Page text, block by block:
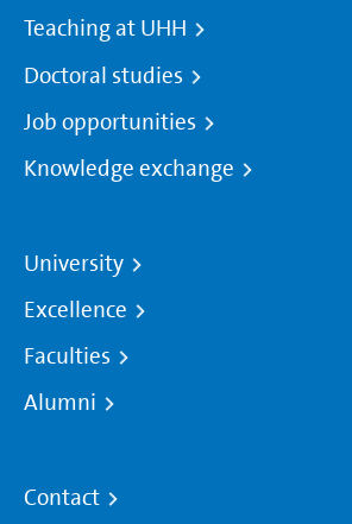
Teaching at UHH
Doctoral studies
Job opportunities
Knowledge exchange
University
Excellence
Faculties
Alumni
Contact